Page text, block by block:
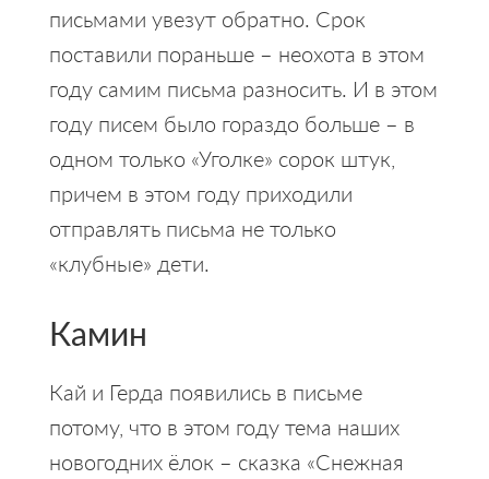
письмами увезут обратно. Срок
поставили пораньше – неохота в этом
году самим письма разносить. И в этом
году писем было гораздо больше – в
одном только «Уголке» сорок штук,
причем в этом году приходили
отправлять письма не только
«клубные» дети.
Камин
Кай и Герда появились в письме
потому, что в этом году тема наших
новогодних ёлок – сказка «Снежная